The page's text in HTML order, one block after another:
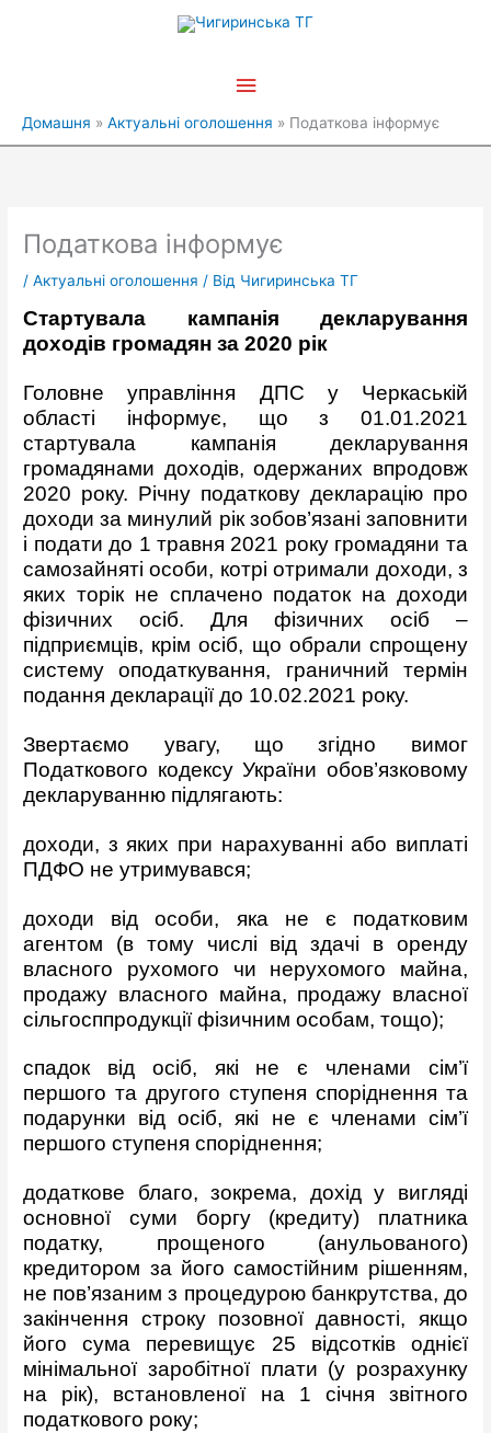
Головне
Домашня Актуальні оголошення Податкова інформує
Податкова інформує
/Актуальні оголошення / Від Чигиринська ТГ
Cтартувала кампанія декларування
доходів громадян за2020 рік
Головне управління ДПС у Черкаській
області інформує, що з 01.01.2021
стартувала кампанія декларування
громадянами доходів, одержаних впродовж
2020 року. Річну податкову декларацію про
доходи за минулий рік зобов’язані заповнити
і подати до 1 травня 2021 року громадяни та
самозайняті особи, котрі отримали доходи, з
яких торік не сплачено податок на доходи
фізичних осіб. Для фізичних осіб –
підприємців, крім осіб, що обрали спрощену
систему оподаткування, граничний термін
подання декларації до 10.02.2021 року.
Звертаємо увагу, що згідно вимог
Податкового кодексу України обов’язковому
декларуванню підлягають:
доходи, з яких при нарахуванні або виплаті
ПДФО не утримувався;
доходи від особи, яка не є податковим
агентом (в тому числі від здачі в оренду
власного рухомого чи нерухомого майна,
продажу власного майна, продажу власної
сільгосппродукції фізичним особам, тощо);
спадок від осіб, які не є членами сім’ї
першого та другого ступеня споріднення та
подарунки від осіб, які не є членами сім’ї
першого ступеня споріднення;
додаткове благо, зокрема, дохід у вигляді
основної суми боргу (кредиту) платника
податку, прощеного (анульованого)
кредитором за його самостійним рішенням,
не пов’язаним з процедурою банкрутства, до
закінчення строку позовної давності, якщо
його сума перевищує 25 відсотків однієї
мінімальної заробітної плати (у розрахунку
на рік), встановленої на 1 січня звітного
податкового року;